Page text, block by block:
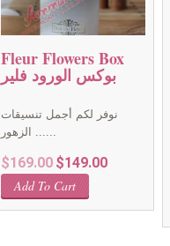
Fleur Flowers Box
بوكس الورود فلير
نوفر لكم أجمل تنسيقات
الزهور ......
$169.00 Original
price
was:
$149.00Current
Add To Cart